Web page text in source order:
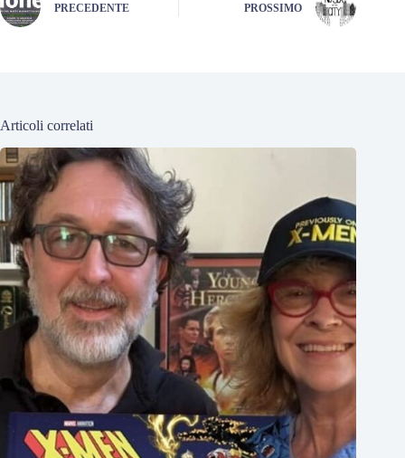
PRECEDENTE PROSSIMO
Articoli correlati